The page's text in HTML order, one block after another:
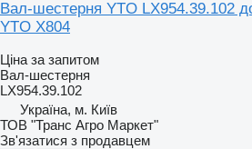
Вал-шестерня YTO LX954.39.102
YTO X804
Ціна за запитом
Вал-шестерня
LX954.39.102
Україна, м. Київ
ТОВ "Транс Агро Маркет"
Зв'язатися з продавцем